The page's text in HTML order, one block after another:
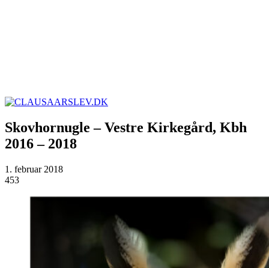
Skovhornugle – Vestre Kirkegård, Kbh
2016 – 2018
1. februar 2018
453